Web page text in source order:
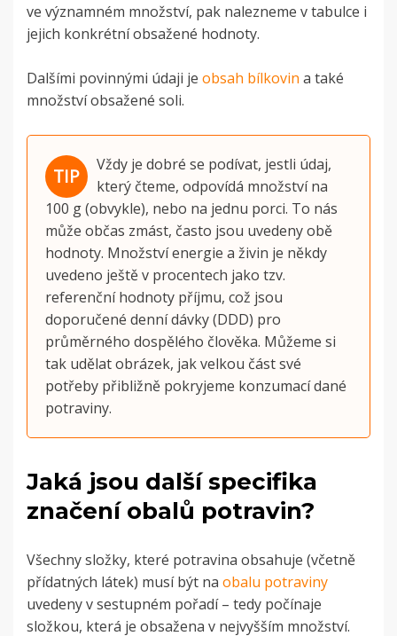
ve významném množství, pak nalezneme v tabulce i
jejich konkrétní obsažené hodnoty.
Dalšími povinnými údaji je obsah bílkovin a také
množství obsažené soli.
Vždy je dobré se podívat, jestli údaj,
který čteme, odpovídá množství na
100 g (obvykle), nebo na jednu porci. To nás
může občas zmást, často jsou uvedeny obě
hodnoty. Množství energie a živin je někdy
uvedeno ještě v procentech jako tzv.
referenční hodnoty příjmu, což jsou
doporučené denní dávky (DDD) pro
průměrného dospělého člověka. Můžeme si
tak udělat obrázek, jak velkou část své
potřeby přibližně pokryjeme konzumací dané
potraviny.
Jaká jsou další specifika
značení obalů potravin?
Všechny složky, které potravina obsahuje (včetně
přídatných látek) musí být na obalu potraviny
uvedeny v sestupném pořadí – tedy počínaje
složkou, která je obsažena v nejvyšším množství.